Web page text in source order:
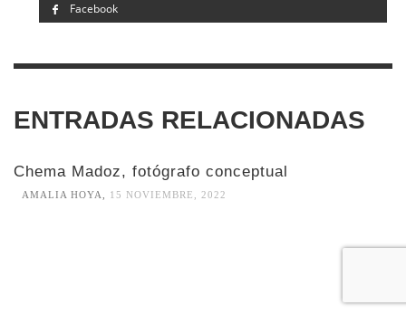
Facebook
ENTRADAS RELACIONADAS
Chema Madoz, fotógrafo conceptual
AMALIA HOYA, 15 NOVIEMBRE, 2022